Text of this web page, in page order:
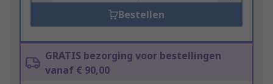
Bestellen
GRATIS bezorging voor bestellingen
vanaf € 90,00